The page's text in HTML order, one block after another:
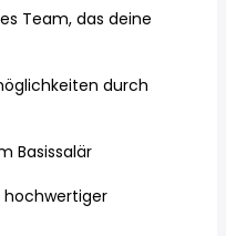
Team, das deine
durch
Basissalär